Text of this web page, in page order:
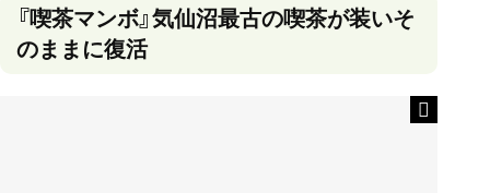
『喫茶マンボ』気仙沼最古の喫茶が装いそ
のままに復活